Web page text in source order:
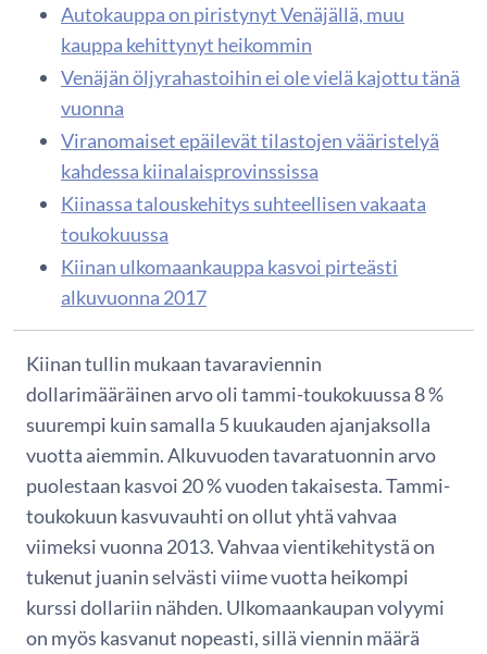
Autokauppa on piristynyt Venäjällä, muu
kauppa kehittynyt heikommin
Venäjän öljyrahastoihin ei ole vielä kajottu tänä
vuonna
Viranomaiset epäilevät tilastojen vääristelyä
kahdessa kiinalaisprovinssissa
Kiinassa talouskehitys suhteellisen vakaata
toukokuussa
Kiinan ulkomaankauppa kasvoi pirteästi
alkuvuonna 2017
Kiinan tullin mukaan tavaraviennin
dollarimääräinen arvo oli tammi-toukokuussa 8 %
suurempi kuin samalla 5 kuukauden ajanjaksolla
vuotta aiemmin. Alkuvuoden tavaratuonnin arvo
puolestaan kasvoi 20 % vuoden takaisesta. Tammi-
toukokuun kasvuvauhti on ollut yhtä vahvaa
viimeksi vuonna 2013. Vahvaa vientikehitystä on
tukenut juanin selvästi viime vuotta heikompi
kurssi dollariin nähden. Ulkomaankaupan volyymi
on myös kasvanut nopeasti, sillä viennin määrä